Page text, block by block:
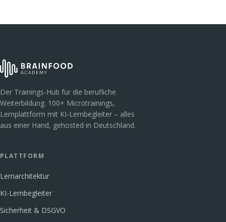
Der Trainings-Hub für die berufliche
Weiterbildung. 100+ Microtrainings,
Lernplattform mit KI-Lernbegleiter – alles
aus einer Hand, gehosted in Deutschland.
PLATTFORM
Lernarchitektur
KI-Lernbegleiter
Sicherheit & DSGVO